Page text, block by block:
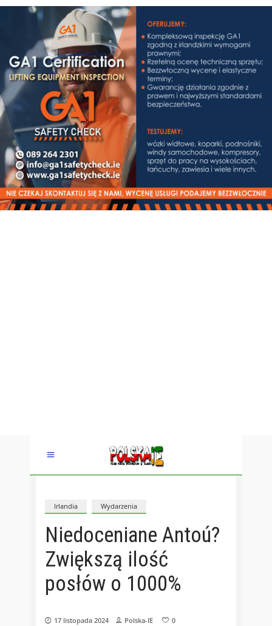
Irlandia Wydarzenia
Niedoceniane Antoú?
Zwiększą ilość
posłów o 1000%
17 listopada 2024 Polska-IE 0